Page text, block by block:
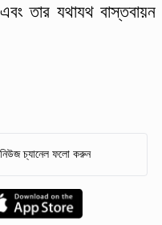
তার যথাযথ বাস্তবায়ন
চ্যানেল ফলো করুন